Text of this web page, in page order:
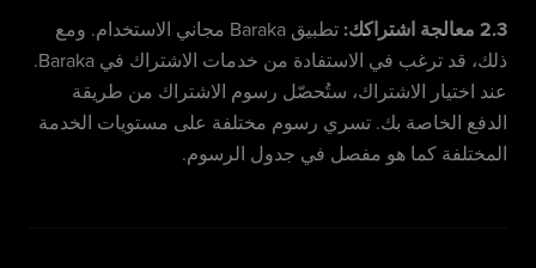
2.3 معالجة اشتراكك:
تطبيق Baraka مجاني الاستخدام. ومع
ذلك، قد ترغب في الاستفادة من خدمات الاشتراك في Baraka.
عند اختيار الاشتراك، ستُحصّل رسوم الاشتراك من طريقة
الدفع الخاصة بك. تسري رسوم مختلفة على مستويات الخدمة
المختلفة كما هو مفصل في جدول الرسوم.